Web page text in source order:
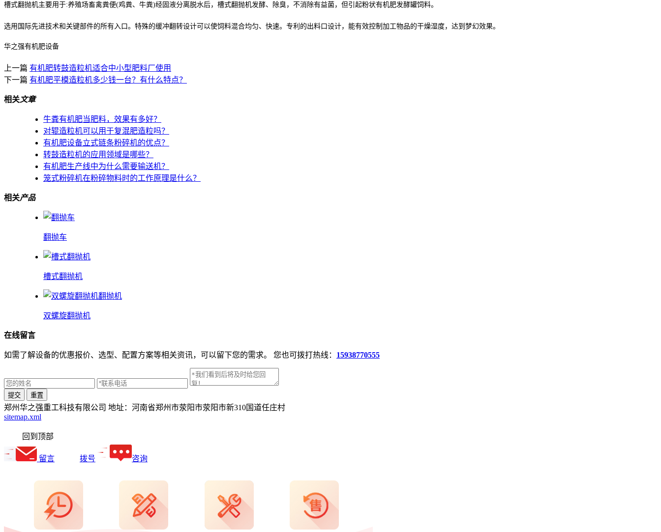
槽式翻抛机主要用于:养殖场畜禽粪便(鸡粪、牛粪)经固液分离脱水后，槽式翻抛机发酵、除臭，不消除有益菌，但引起粉状有机肥发酵罐饲料。
选用国际先进技术和关键部件的所有入口。特殊的缓冲翻转设计可以使饲料混合均匀、快速。专利的出料口设计，能有效控制加工物品的干燥湿度，达到梦幻效果。
华之强有机肥设备
上一篇 有机肥转鼓造粒机适合中小型肥料厂使用
下一篇 有机肥平模造粒机多少钱一台？有什么特点？
相关文章
牛粪有机肥当肥料，效果有多好？
对辊造粒机可以用于复混肥造粒吗？
有机肥设备立式链条粉碎机的优点？
转鼓造粒机的应用领域是哪些？
有机肥生产线中为什么需要输送机？
笼式粉碎机在粉碎物料时的工作原理是什么？
相关产品
翻抛车
槽式翻抛机
双螺旋翻抛机
在线留言
如需了解设备的优惠报价、选型、配置方案等相关资讯，可以留下您的需求。 您也可拨打热线： 15938770555
郑州华之强重工科技有限公司 地址：河南省郑州市荥阳市荥阳市新310国道任庄村
sitemap.xml
回到顶部
留言 拨号 咨询